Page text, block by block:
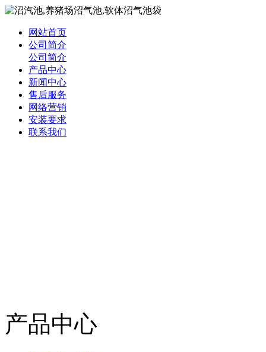
网站首页
公司简介
公司简介
产品中心
新闻中心
售后服务
网络营销
安装要求
联系我们
产品中心